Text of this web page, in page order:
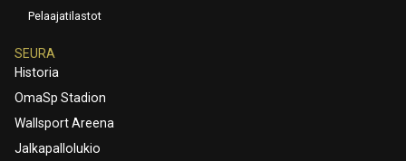
Pelaajatilastot
SEURA
Historia
OmaSp Stadion
Wallsport Areena
Jalkapallolukio